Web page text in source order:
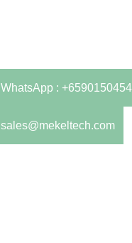
WhatsApp : +6590150454
sales@mekeltech.com